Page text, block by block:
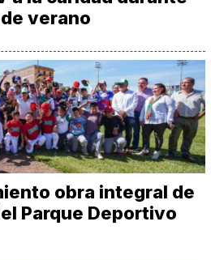
verano
obra integral de
Parque Deportivo